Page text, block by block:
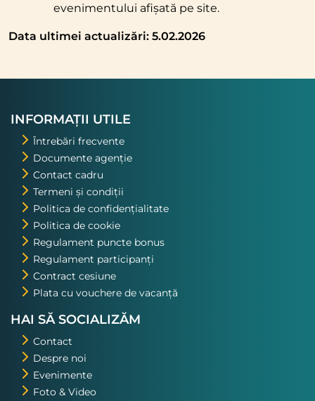
evenimentului afișată pe site.
Data ultimei actualizări: 5.02.2026
INFORMAȚII UTILE
Întrebări frecvente
Documente agenție
Contact cadru
Termeni și condiții
Politica de confidențialitate
Politica de cookie
Regulament puncte bonus
Regulament participanți
Contract cesiune
Plata cu vouchere de vacanță
HAI SĂ SOCIALIZĂM
Contact
Despre noi
Evenimente
Foto & Video